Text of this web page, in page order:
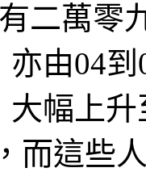
二萬零
由04
大幅上
而這些